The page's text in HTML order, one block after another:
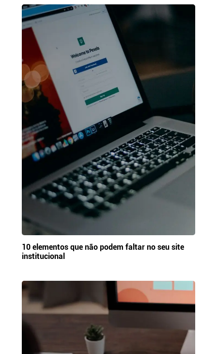
10 elementos que não podem faltar no seu site
institucional